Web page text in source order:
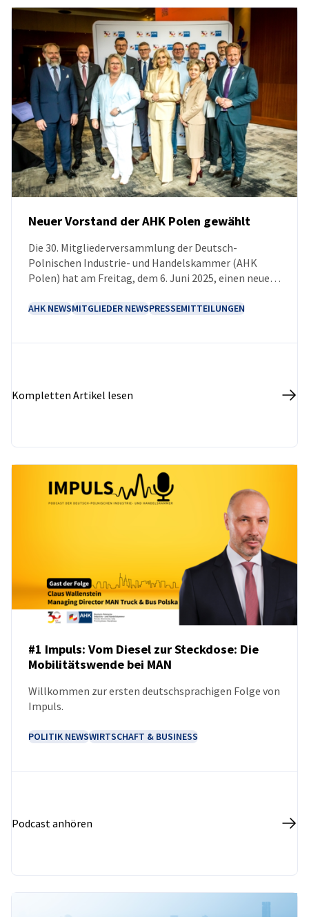
NEUIGKEITEN
Neuer Vorstand der AHK Polen gewählt
Die 30. Mitgliederversammlung der Deutsch-
Polnischen Industrie- und Handelskammer (AHK
Polen) hat am Freitag, dem 6. Juni 2025, einen neuen
AHK NEWSMITGLIEDER NEWSPRESSEMITTEILUNGEN
Kompletten Artikel lesen
#1 Impuls: Vom Diesel zur Steckdose: Die
Mobilitätswende bei MAN
Willkommen zur ersten deutschsprachigen Folge von
Impuls.
POLITIK NEWSWIRTSCHAFT & BUSINESS
Podcast anhören